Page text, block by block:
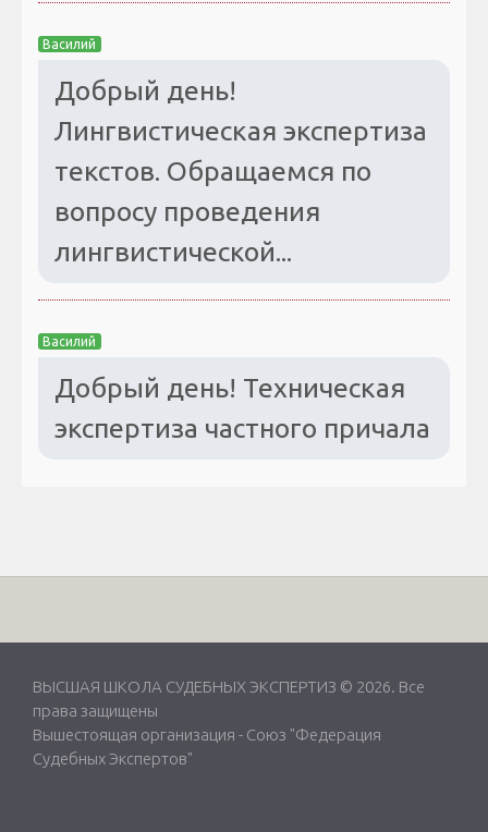
Василий
Добрый день!
Лингвистическая экспертиза
текстов. Обращаемся по
вопросу проведения
лингвистической...
Василий
Добрый день! Техническая
экспертиза частного причала
ВЫСШАЯ ШКОЛА СУДЕБНЫХ ЭКСПЕРТИЗ © 2026. Все
права защищены
Вышестоящая организация - Союз "Федерация
Судебных Экспертов"